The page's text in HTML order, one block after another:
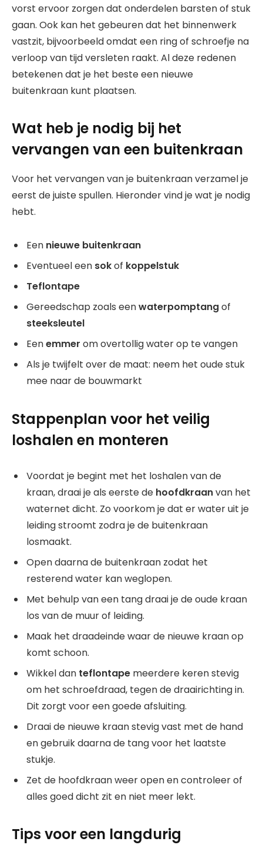
vorst ervoor zorgen dat onderdelen barsten of stuk
gaan. Ook kan het gebeuren dat het binnenwerk
vastzit, bijvoorbeeld omdat een ring of schroefje na
verloop van tijd versleten raakt. Al deze redenen
betekenen dat je het beste een nieuwe
buitenkraan kunt plaatsen.
Wat heb je nodig bij het
vervangen van een buitenkraan
Voor het vervangen van je buitenkraan verzamel je
eerst de juiste spullen. Hieronder vind je wat je nodig
hebt.
Een nieuwe buitenkraan
Eventueel een sokof koppelstuk
Teflontape
Gereedschap zoals eenwaterpomptangof
steeksleutel
Eenemmer om overtollig water op te vangen
Als je twijfelt over de maat: neem het oude stuk
mee naar de bouwmarkt
Stappenplan voor het veilig
loshalen en monteren
Voordat je begint met het loshalen van de
kraan, draai je als eerste de hoofdkraanvan het
waternet dicht. Zo voorkom je dat er water uit je
leiding stroomt zodra je de buitenkraan
losmaakt.
Open daarna de buitenkraan zodat het
resterend water kan weglopen.
Met behulp van een tang draai je de oude kraan
los van de muur of leiding.
Maak het draadeinde waar de nieuwe kraan op
komt schoon.
Wikkel dan teflontape meerdere keren stevig
om het schroefdraad, tegen de draairichting in.
Dit zorgt voor een goede afsluiting.
Draai de nieuwe kraan stevig vast met de hand
en gebruik daarna de tang voor het laatste
stukje.
Zet de hoofdkraan weer open en controleer of
alles goed dicht zit en niet meer lekt.
Tips voor een langdurig